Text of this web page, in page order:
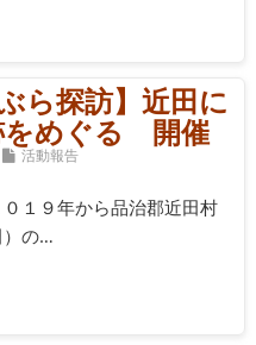
ら探訪】近田に
をめぐる 開催
活動報告
１９年から品治郡近田村
）の…